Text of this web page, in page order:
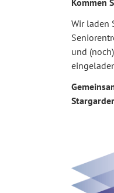
Kommen
Wir laden
und